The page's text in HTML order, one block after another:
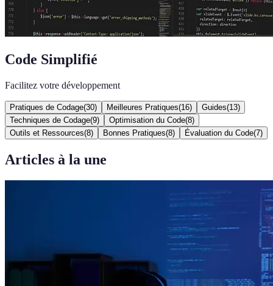
Code Simplifié
Facilitez votre développement
Pratiques de Codage(30) Meilleures Pratiques(16) Guides(13)
Techniques de Codage(9) Optimisation du Code(8)
Outils et Ressources(8) Bonnes Pratiques(8) Évaluation du Code(7)
Articles à la une